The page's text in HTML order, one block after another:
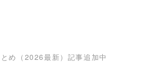
め（2026最新）記事追加中